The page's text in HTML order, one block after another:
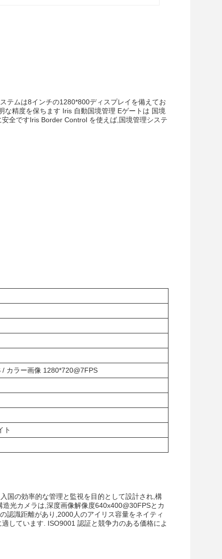
テムは8インチの1280*800ディスプレイを備えてお
精度を保ちます Iris 自動国境管理 Eゲートは 国境
全ですIris Border Control を使えば,国境管理システ
カラー画像 1280*720@7FPS
ト
国の効率的な管理と監視を目的として設計され,構
光カメラは,深度画像解像度640x400@30FPSとカ
認識距離があり,2000人のアイリス容量をネイティ
しています. ISO9001 認証と競争力のある価格によ